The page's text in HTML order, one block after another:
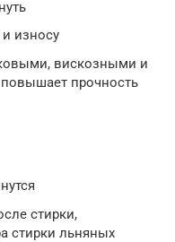
износу
вискозными и
прочность
стирки,
стирки льняных